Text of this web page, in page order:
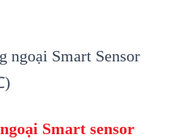
ngoại Smart Sensor
Smart sensor